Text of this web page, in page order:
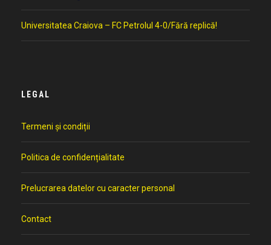
Universitatea Craiova – FC Petrolul 4-0/Fără replică!
LEGAL
Termeni și condiții
Politica de confidențialitate
Prelucrarea datelor cu caracter personal
Contact